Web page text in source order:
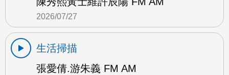
2026/07/27
生活掃描
張愛倩.游朱義 FM AM